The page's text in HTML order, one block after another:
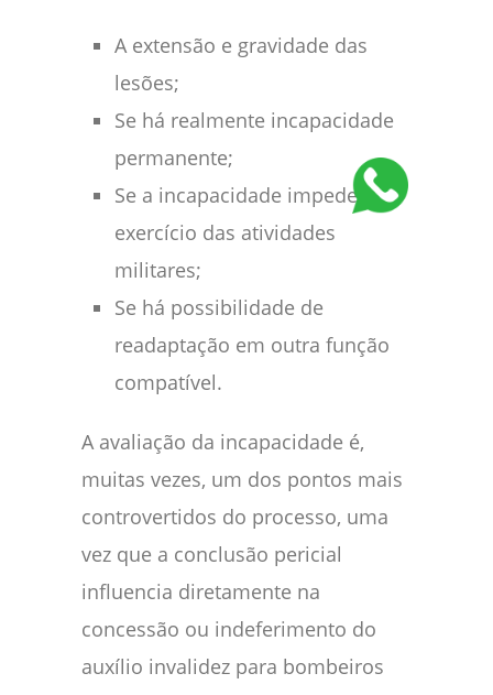
A extensão e gravidade das
lesões;
Se há realmente incapacidade
permanente;
Se a incapacidade impede o
exercício das atividades
militares;
Se há possibilidade de
readaptação em outra função
compatível.
A avaliação da incapacidade é,
muitas vezes, um dos pontos mais
controvertidos do processo, uma
vez que a conclusão pericial
influencia diretamente na
concessão ou indeferimento do
auxílio invalidez para bombeiros